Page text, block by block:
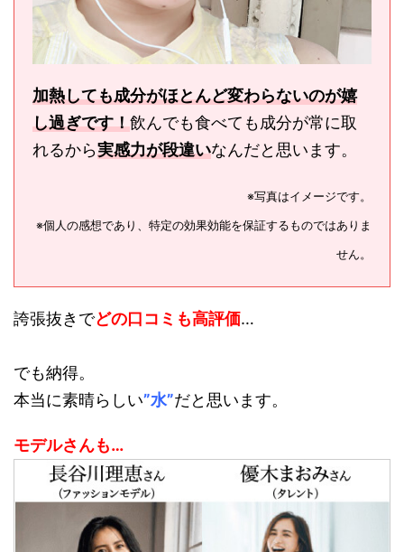
加熱しても成分がほとんど変わらないのが嬉
し過ぎです！飲んでも食べても成分が常に取
れるから実感力が段違いなんだと思います。
※写真はイメージです。
※個人の感想であり、特定の効果効能を保証するものではありま
せん。
誇張抜きでどの口コミも高評価…
でも納得。
本当に素晴らしい”水”だと思います。
モデルさんも…